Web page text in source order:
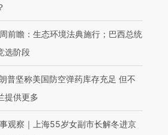
前瞻：生态环境法典施行；巴西总统
选阶段
普坚称美国防空弹药库存充足 但不
提供更多
观察｜上海55岁女副市长解冬进京